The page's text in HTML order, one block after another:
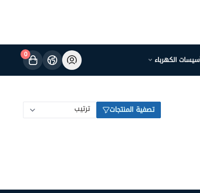
الكهرباء 0
تصفية المنتجات